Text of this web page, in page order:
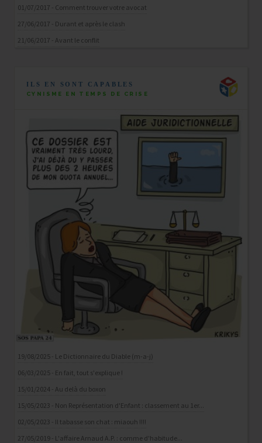
01/07/2017 - Comment trouver votre avocat
27/06/2017 - Durant et après le clash
21/06/2017 - Avant le conflit
ILS EN SONT CAPABLES
CYNISME EN TEMPS DE CRISE
19/08/2025 - Le Dictionnaire du Diable (m-a-j)
06/03/2025 - En fait, tout s'explique !
15/01/2024 - Au delà du boxon
15/05/2023 - Non Représentation d'Enfant : classement au 1er...
02/05/2023 - Il tabasse son chat : miaouh !!!!
27/05/2019 - L'affaire Arnaud A.P. : comme d'habitude...